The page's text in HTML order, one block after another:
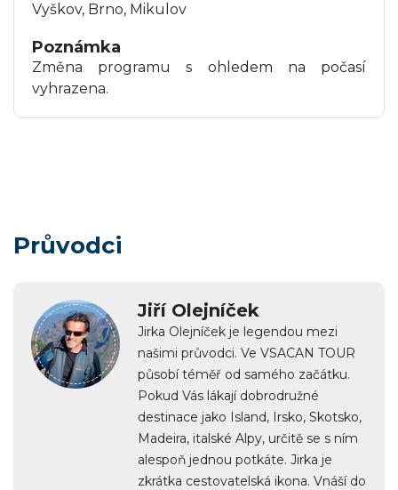
Vyškov, Brno, Mikulov
Poznámka
Změna programu s ohledem na počasí
vyhrazena.
Průvodci
Jiří Olejníček
Jirka Olejníček je legendou mezi
našimi průvodci. Ve VSACAN TOUR
působí téměř od samého začátku.
Pokud Vás lákají dobrodružné
destinace jako Island, Irsko, Skotsko,
Madeira, italské Alpy, určitě se s ním
alespoň jednou potkáte. Jirka je
zkrátka cestovatelská ikona. Vnáší do